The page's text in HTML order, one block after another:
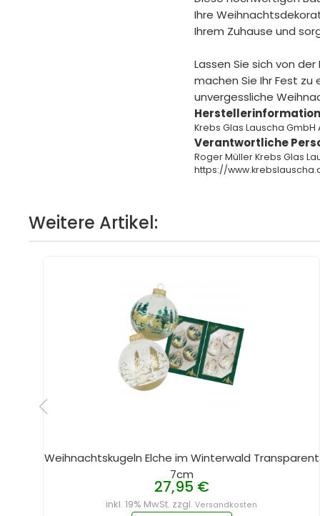
Ihre
Ihrem Zuhause und
Lassen Sie sich von
machen Sie Ihr Fest zu
unvergessliche
Krebs Glas Lauscha
Verantwortliche
Roger Müller Krebs Glas
https://
Weitere Artikel:
Weihnachtskugeln Elche im Winterwald Transparent
7cm
27,95 €
inkl. 19% MwSt. zzgl.Versandkosten